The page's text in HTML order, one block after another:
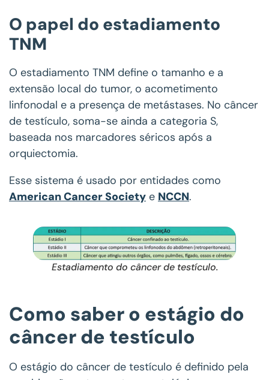
O papel do estadiamento
TNM
O estadiamento TNM define o tamanho e a
extensão local do tumor, o acometimento
linfonodal e a presença de metástases. No câncer
de testículo, soma-se ainda a categoria S,
baseada nos marcadores séricos após a
orquiectomia.
Esse sistema é usado por entidades como
American Cancer Society e NCCN.
Estadiamento do câncer de testículo.
Como saber o estágio do
câncer de testículo
O estágio do câncer de testículo é definido pela